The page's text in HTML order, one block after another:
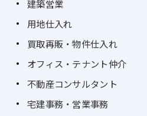
建築営業
用地仕入れ
買取再販・物件仕入れ
オフィス・テナント仲介
不動産コンサルタント
宅建事務・営業事務